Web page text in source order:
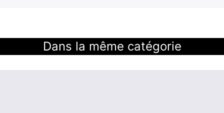
Dans la même catégorie